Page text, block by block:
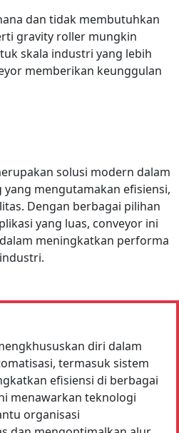
dan tidak membutuhkan
gravity roller mungkin
skala industri yang lebih
memberikan keunggulan
solusi modern dalam
mengutamakan efisiensi,
Dengan berbagai pilihan
yang luas, conveyor ini
meningkatkan performa
diri dalam
termasuk sistem
efisiensi di berbagai
menawarkan teknologi
organisasi